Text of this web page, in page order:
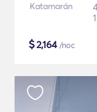
Katamarán
$2,164/noc